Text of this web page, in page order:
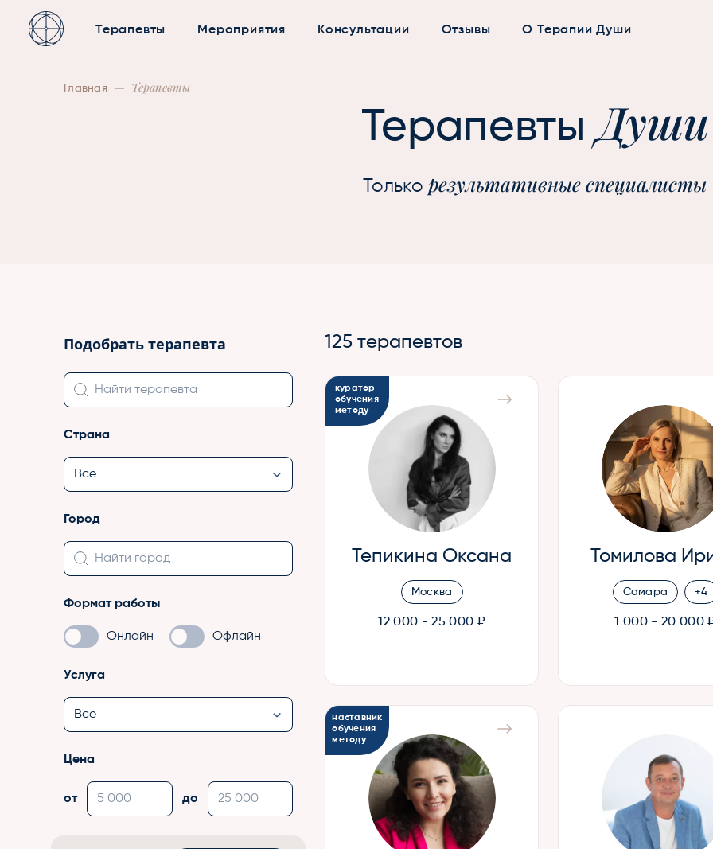
Терапевты Мероприятия Консультации Отзывы О Терапии Души
Главная — Терапевты
ТерапевтыДуши
Только результативные специалисты
Подобрать терапевта
Страна
Город
Формат работы
Онлайн Офлайн
Услуга
Цена
от до
125 терапевтов
Тепикина Оксана
Москва
12 000 - 25 000 ₽
куратор
обучения
методу
Томилова
Самара +4
1 000 - 20 000
наставник
обучения
методу